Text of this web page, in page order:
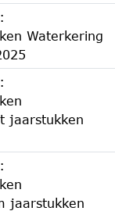
Waterkering
jaarstukken
jaarstukken